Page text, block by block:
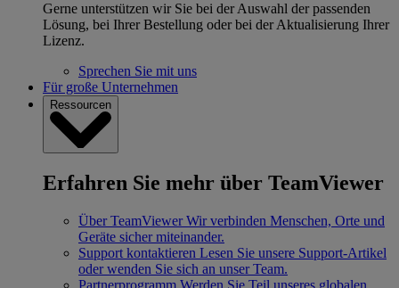
Gerne unterstützen wir Sie bei der Auswahl der passenden
Lösung, bei Ihrer Bestellung oder bei der Aktualisierung Ihrer
Lizenz.
Sprechen Sie mit uns
Für große Unternehmen
Ressourcen
Erfahren Sie mehr über TeamViewer
Über TeamViewer Wir verbinden Menschen, Orte und
Geräte sicher miteinander.
Support kontaktieren Lesen Sie unsere Support-Artikel
oder wenden Sie sich an unser Team.